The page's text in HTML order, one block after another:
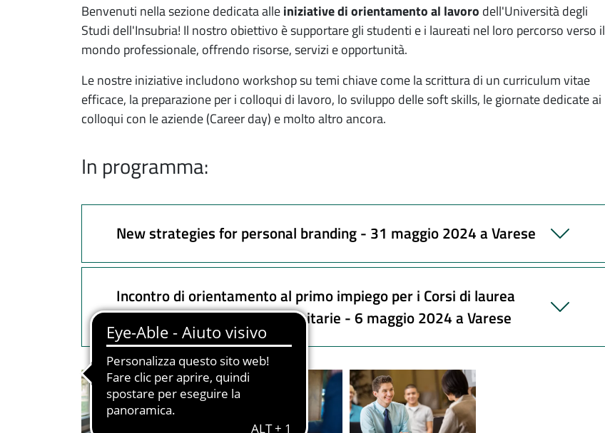
Benvenuti nella sezione dedicata alleiniziative di orientamento al lavoro dell'Università degli
Studi dell'Insubria! Il nostro obiettivo è supportare gli studenti e i laureati nel loro percorso verso il
mondo professionale, offrendo risorse, servizi e opportunità.
Le nostre iniziative includono workshop su temi chiave come la scrittura di un curriculum vitae
efficace, la preparazione per i colloqui di lavoro, lo sviluppo delle soft skills, le giornate dedicate ai
colloqui con le aziende (Career day) e molto altro ancora.
In programma:
New strategies for personal branding - 31 maggio 2024 a Varese
Incontro di orientamento al primo impiego per i Corsi di laurea
triennali delle Professioni Sanitarie - 6 maggio 2024 a Varese